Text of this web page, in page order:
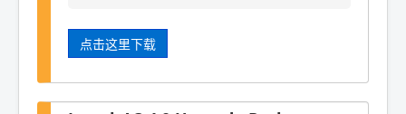
点击这里下载